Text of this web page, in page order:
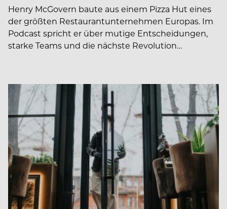
Henry McGovern baute aus einem Pizza Hut eines
der größten Restaurantunternehmen Europas. Im
Podcast spricht er über mutige Entscheidungen,
starke Teams und die nächste Revolution…